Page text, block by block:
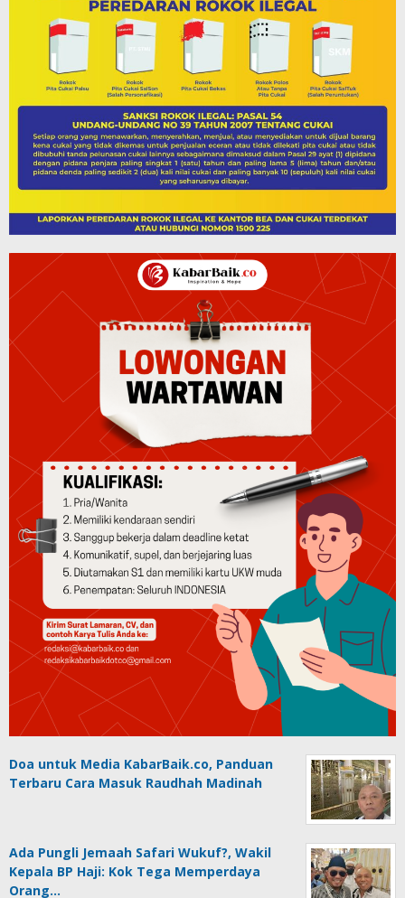
Doa untuk Media KabarBaik.co, Panduan
Terbaru Cara Masuk Raudhah Madinah
Ada Pungli Jemaah Safari Wukuf?, Wakil
Kepala BP Haji: Kok Tega Memperdaya
Orang…